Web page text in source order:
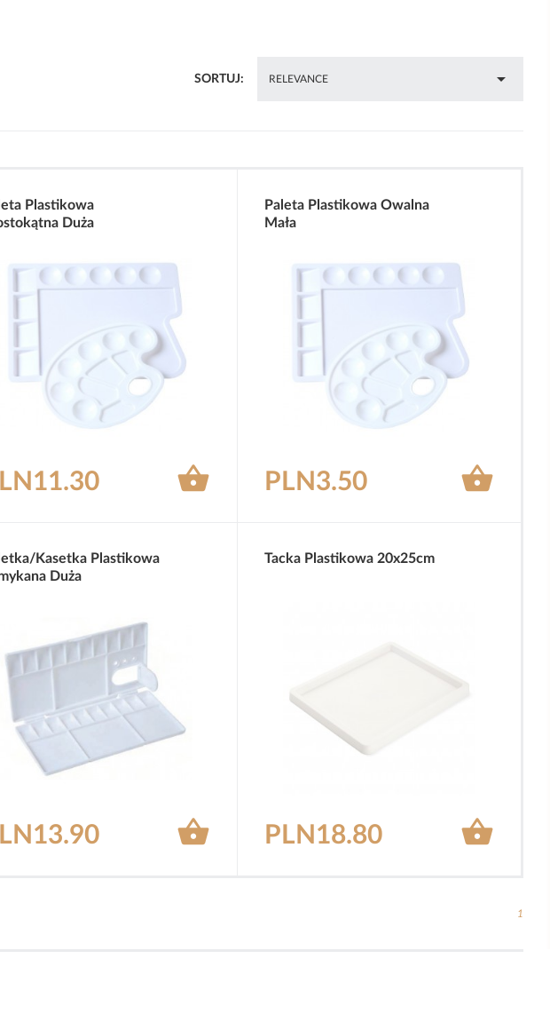
SORTUJ: RELEVANCE 
Plastikowa
Duża

Paleta Plastikowa Owalna
Mała
PLN3.50 
kasetka Plastikowa
Duża

Tacka Plastikowa 20x25cm
PLN18.80 
1